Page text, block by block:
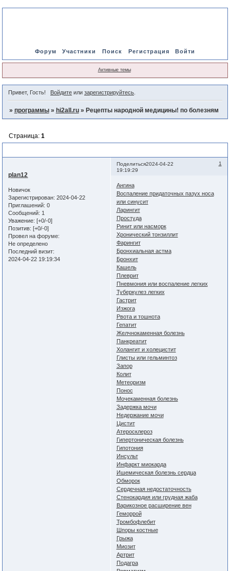
Форум Участники Поиск Регистрация Войти
Активные темы
Привет, Гость! Войдитеили зарегистрируйтесь.
» программы » hi2all.ru » Рецепты народной медицины! по болезням
Страница: 1
Поделиться 1
2024-04-22
19:19:29
plan12
Новичок
Зарегистрирован: 2024-04-22
Приглашений: 0
Сообщений: 1
Уважение: [+0/-0]
Позитив: [+0/-0]
Провел на форуме:
Не определено
Последний визит:
2024-04-22 19:19:34
Ангина
Воспаление придаточных пазух носа
или синусит
Ларингит
Простуда
Ринит или насморк
Хронический тонзиллит
Фарингит
Бронхиальная астма
Бронхит
Кашель
Плеврит
Пневмония или воспаление легких
Туберкулез легких
Гастрит
Изжога
Рвота и тошнота
Гепатит
Желчнокаменная болезнь
Панкреатит
Холангит и холецистит
Глисты или гельминтоз
Запор
Колит
Метеоризм
Понос
Мочекаменная болезнь
Задержка мочи
Недержание мочи
Цистит
Атеросклероз
Гипертоническая болезнь
Гипотония
Инсульт
Инфаркт миокарда
Ишемическая болезнь сердца
Обморок
Сердечная недостаточность
Стенокардия или грудная жаба
Варикозное расширение вен
Геморрой
Тромбофлебит
Шпоры костные
Грыжа
Миозит
Артрит
Подагра